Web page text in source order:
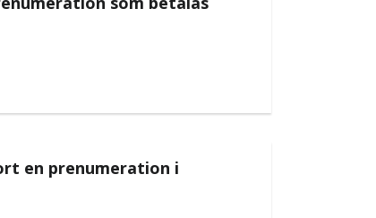
en prenumeration i